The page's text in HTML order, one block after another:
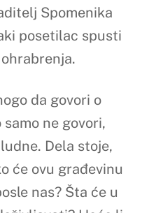
Spomenika
posetilac spusti
da govori o
ne govori,
Dela stoje,
će ovu građevinu
nas? Šta će u